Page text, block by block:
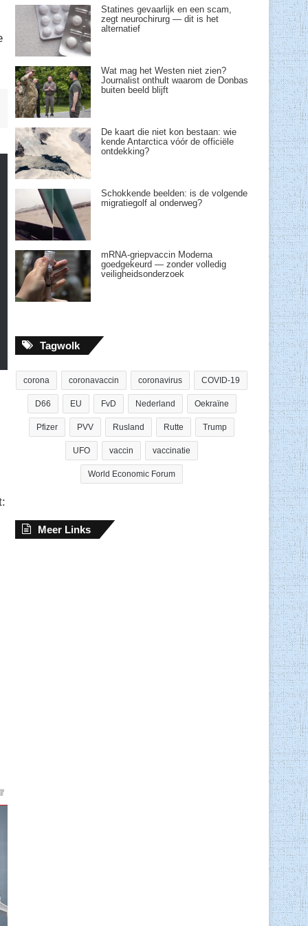
Statines gevaarlijk en een scam,
zegt neurochirurg — dit is het
alternatief
Wat mag het Westen niet zien?
Journalist onthult waarom de Donbas
buiten beeld blijft
De kaart die niet kon bestaan: wie
kende Antarctica vóór de officiële
ontdekking?
Schokkende beelden: is de volgende
migratiegolf al onderweg?
mRNA-griepvaccin Moderna
goedgekeurd — zonder volledig
veiligheidsonderzoek
Tagwolk
corona coronavaccin coronavirus COVID-19
D66 EU FvD Nederland Oekraïne
Pfizer PVV Rusland Rutte Trump
UFO vaccin vaccinatie
World Economic Forum
Meer Links